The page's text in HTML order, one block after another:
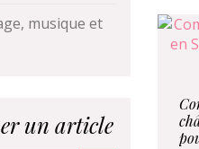
musique et
un article